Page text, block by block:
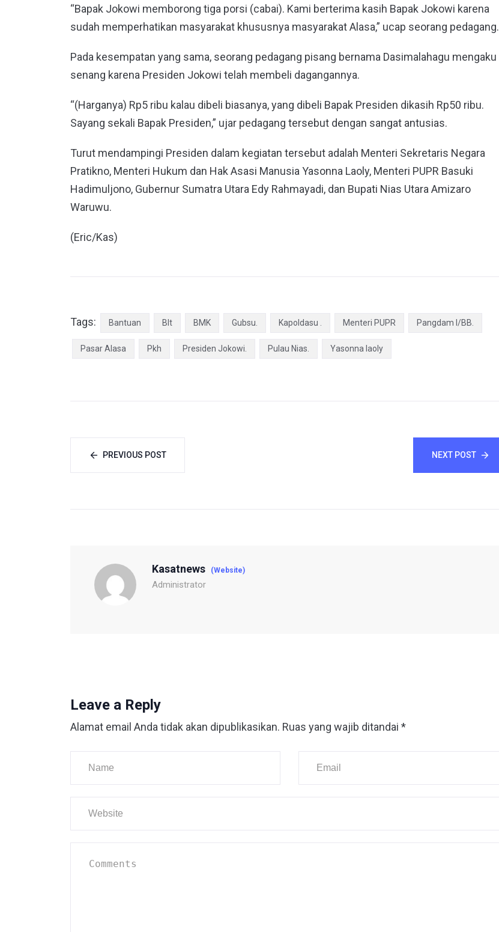
“Bapak Jokowi memborong tiga porsi (cabai). Kami berterima kasih Bapak Jokowi karena
sudah memperhatikan masyarakat khususnya masyarakat Alasa,” ucap seorang pedagang.
Pada kesempatan yang sama, seorang pedagang pisang bernama Dasimalahagu mengaku
senang karena Presiden Jokowi telah membeli dagangannya.
“(Harganya) Rp5 ribu kalau dibeli biasanya, yang dibeli Bapak Presiden dikasih Rp50 ribu.
Sayang sekali Bapak Presiden,” ujar pedagang tersebut dengan sangat antusias.
Turut mendampingi Presiden dalam kegiatan tersebut adalah Menteri Sekretaris Negara
Pratikno, Menteri Hukum dan Hak Asasi Manusia Yasonna Laoly, Menteri PUPR Basuki
Hadimuljono, Gubernur Sumatra Utara Edy Rahmayadi, dan Bupati Nias Utara Amizaro
Waruwu.
(Eric/Kas)
Tags: Bantuan Blt BMK Gubsu. Kapoldasu . Menteri PUPR Pangdam I/BB.
Pasar Alasa Pkh Presiden Jokowi. Pulau Nias. Yasonna laoly
PREVIOUS POST NEXT POST
Kasatnews (Website)
Administrator
Leave a Reply
Alamat email Anda tidak akan dipublikasikan. Ruas yang wajib ditandai *